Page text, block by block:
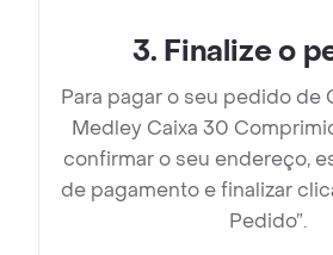
3. Finalize o
Para pagar o seu pedido de
Medley Caixa 30
confirmar o seu endereço,
de pagamento e finalizar
Pedido”.